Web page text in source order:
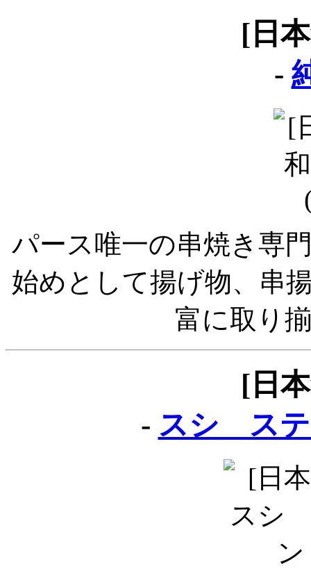
[日
-
パース唯一の串焼き専
始めとして揚げ物、串
富に取り
[日
- スシ ス